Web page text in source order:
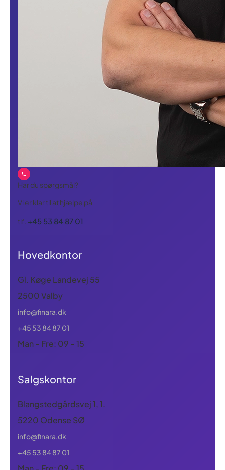
Har du spørgsmål?
Vi er klar til at hjælpe på
tlf. +45 53 84 87 01
Hovedkontor
Gl. Køge Landevej 55
2500 Valby
info@finara.dk
+45 53 84 87 01
Man - Fre: 09 - 15
Salgskontor
Blangstedgårdsvej 1, 1.
5220 Odense SØ
info@finara.dk
+45 53 84 87 01